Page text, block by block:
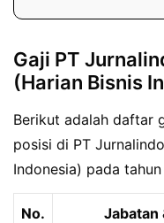
Gaji PT
(Harian Bisnis
Berikut adalah daftar
posisi di PT
Indonesia) pada
No. Jabatan